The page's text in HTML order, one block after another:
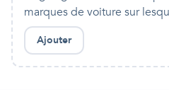
marques de voiture sur
Ajouter